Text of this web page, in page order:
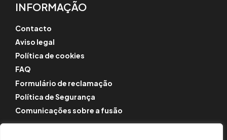
INFORMAÇÃO
Contacto
Aviso legal
Política de cookies
FAQ
Formulário de reclamação
Política de Segurança
Comunicações sobre a fusão